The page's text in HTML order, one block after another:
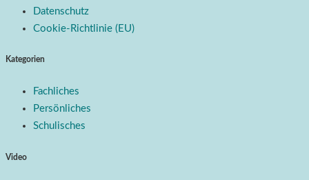
Datenschutz
Cookie-Richtlinie (EU)
Kategorien
Fachliches
Persönliches
Schulisches
Video